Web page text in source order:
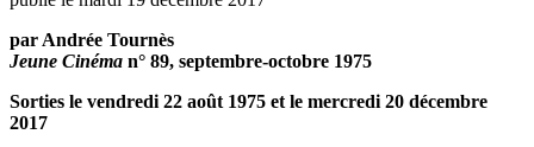
par Andrée Tournès
Jeune Cinéma n° 89, septembre-octobre 1975
Sorties le vendredi 22 août 1975 et le mercredi 20 décembre
2017